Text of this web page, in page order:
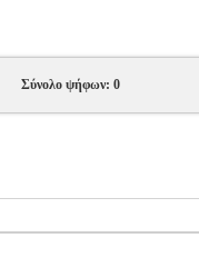
Σύνολο ψήφων: 0